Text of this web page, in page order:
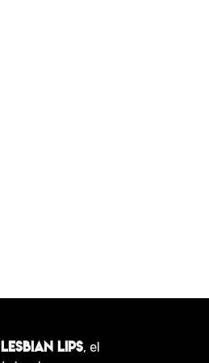
LIPS, el